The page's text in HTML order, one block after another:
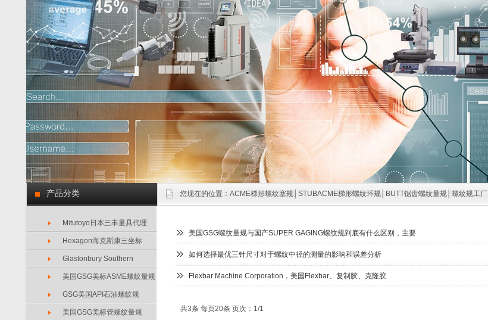
您现在的位置： ACME梯形螺纹塞规│STUBACME梯形螺纹环规│BUTT锯齿螺纹量规│螺纹规工厂
产品分类
Mitutoyo日本三丰量具代理
Hexagon海克斯康三坐标
Glastonbury Southern
美国GSG美标ASME螺纹量规
GSG美国API石油螺纹规
美国GSG美标管螺纹量规
美国GSG螺纹量规与国产SUPER GAGING螺纹规到底有什么区别，主要
如何选择最优三针尺寸对于螺纹中径的测量的影响和误差分析
Flexbar Machine Corporation，美国Flexbar、复制胶、克隆胶
共3条 每页20条 页次：1/1